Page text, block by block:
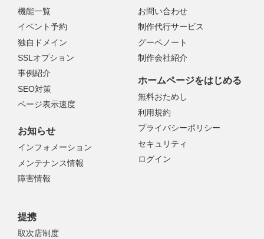
機能一覧
イベント予約
独自ドメイン
SSLオプション
事例紹介
SEO対策
ページ表示速度
お問い合わせ
制作代行サービス
グーペノート
制作会社紹介
お知らせ
インフォメーション
メンテナンス情報
障害情報
提携
取次店制度
ホームページをはじめる
無料おためし
利用規約
プライバシーポリシー
セキュリティ
ログイン